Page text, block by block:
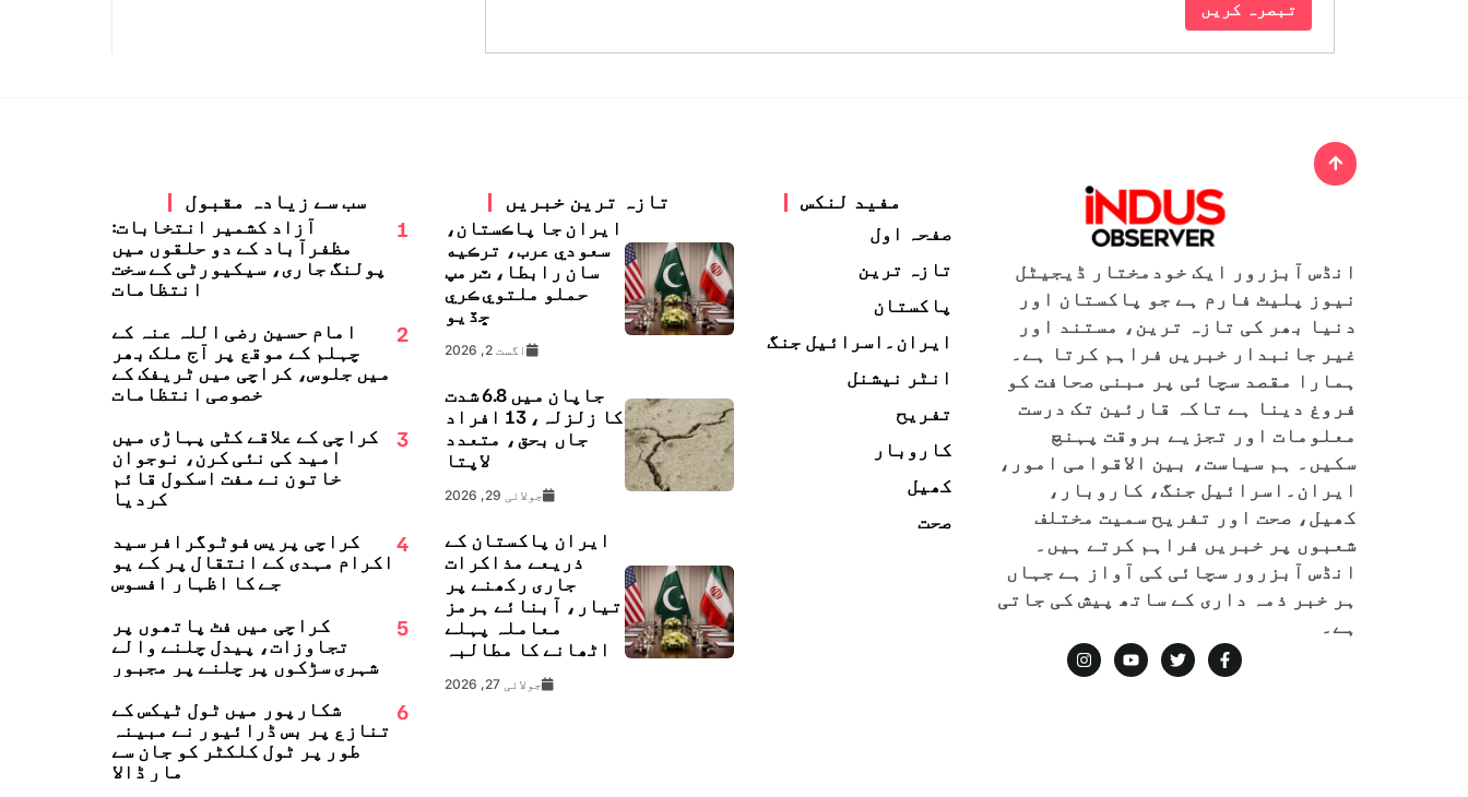
انڈس آبزرور ایک خودمختار ڈیجیٹل
نیوز پلیٹ فارم ہے جو پاکستان اور
دنیا بھر کی تازہ ترین، مستند اور
غیر جانبدار خبریں فراہم کرتا ہے۔
ہمارا مقصد سچائی پر مبنی صحافت کو
فروغ دینا ہے تاکہ قارئین تک درست
معلومات اور تجزیے بروقت پہنچ
سکیں۔ ہم سیاست، بین الاقوامی امور،
ایران۔اسرائیل جنگ، کاروبار،
کھیل، صحت اور تفریح سمیت مختلف
شعبوں پر خبریں فراہم کرتے ہیں۔
انڈس آبزرور سچائی کی آواز ہے جہاں
ہر خبر ذمہ داری کے ساتھ پیش کی جاتی
ہے۔
مفید لنکس
صفحہ اول
تازہ ترین
پاکستان
ایران۔اسرائیل جنگ
انٹر نیشنل
تفریح
کاروبار
کھیل
صحت
تازہ ترین خبریں
ايران جا پاڪستان،
سعودي عرب، ترڪيه
سان رابطا، ٽرمپ
حملو ملتوي ڪري
ڇڏيو
اگست 2, 2026
جاپان میں 6.8 شدت
کا زلزلہ، 13 افراد
جاں بحق، متعدد
لاپتا
جولائی 29, 2026
ایران پاکستان کے
ذریعے مذاکرات
جاری رکھنے پر
تیار، آبنائے ہرمز
معاملہ پہلے
اٹھانے کا مطالبہ
جولائی 27, 2026
سب سے زیادہ مقبول
1
آزاد کشمیر انتخابات:
مظفرآباد کے دو حلقوں میں
پولنگ جاری، سیکیورٹی کے سخت
انتظامات
2
امام حسین رضی اللہ عنہ کے
چہلم کے موقع پر آج ملک بھر
میں جلوس، کراچی میں ٹریفک کے
خصوصی انتظامات
3
کراچی کے علاقے کٹی پہاڑی میں
امید کی نئی کرن، نوجوان
خاتون نے مفت اسکول قائم
کردیا
4
کراچی پریس فوٹوگرافر سید
اکرام مہدی کے انتقال پر کے یو
جے کا اظہارِ افسوس
5
کراچی میں فٹ پاتھوں پر
تجاوزات، پیدل چلنے والے
شہری سڑکوں پر چلنے پر مجبور
6
شکارپور میں ٹول ٹیکس کے
تنازع پر بس ڈرائیور نے مبینہ
طور پر ٹول کلکٹر کو جان سے
مار ڈالا